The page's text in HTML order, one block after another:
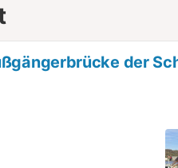
der